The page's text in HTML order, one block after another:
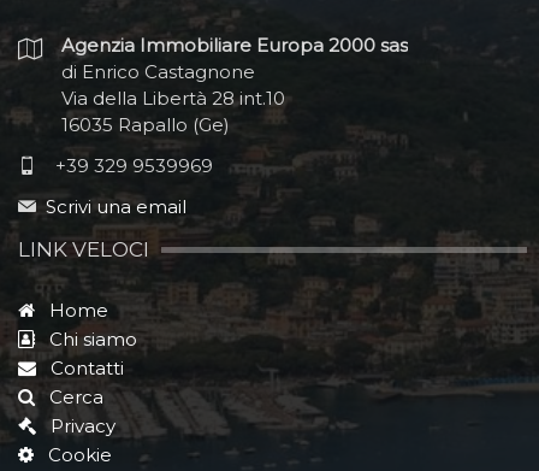
Agenzia Immobiliare Europa 2000 sas
di Enrico Castagnone
Via della Libertà 28 int.10
16035 Rapallo (Ge)
+39 329 9539969
Scrivi una email
LINK VELOCI
Home
Chi siamo
Contatti
Cerca
Privacy
Cookie